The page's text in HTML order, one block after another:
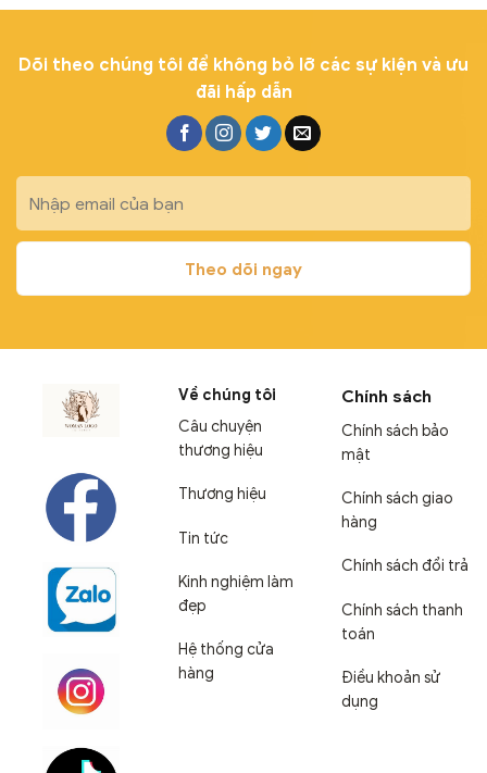
Dõi theo chúng tôi để không bỏ lỡ các sự kiện và ưu
đãi hấp dẫn
Về chúng tôi
Câu chuyện
thương hiệu
Thương hiệu
Tin tức
Kinh nghiệm làm
đẹp
Hệ thống cửa
hàng
Chính sách
Chính sách bảo
mật
Chính sách giao
hàng
Chính sách đổi trả
Chính sách thanh
toán
Điều khoản sử
dụng